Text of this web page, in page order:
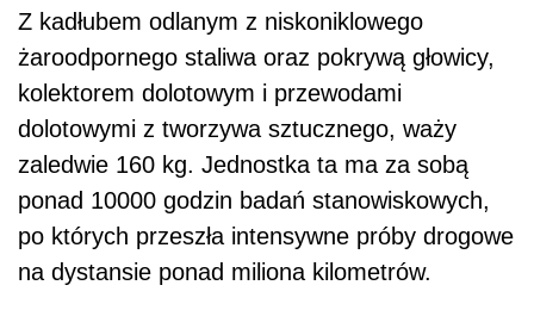
Z kadłubem odlanym z niskoniklowego
żaroodpornego staliwa oraz pokrywą głowicy,
kolektorem dolotowym i przewodami
dolotowymi z tworzywa sztucznego, waży
zaledwie 160 kg. Jednostka ta ma za sobą
ponad 10000 godzin badań stanowiskowych,
po których przeszła intensywne próby drogowe
na dystansie ponad miliona kilometrów.